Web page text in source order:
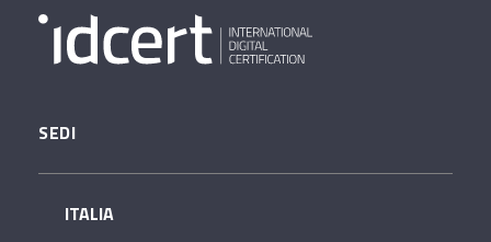
SEDI
ITALIA